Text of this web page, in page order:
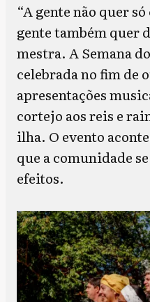
“A gente não quer
gente também quer
mestra. A Semana
celebrada no fim de
apresentações
cortejo aos reis e
ilha. O evento
que a comunidade
efeitos.